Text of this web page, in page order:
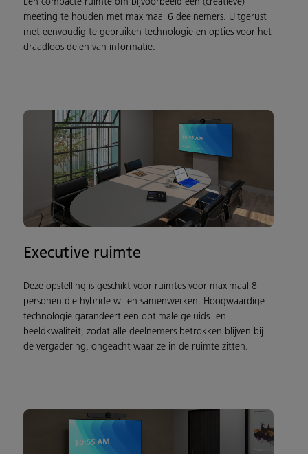
meeting te houden met maximaal 6 deelnemers. Uitgerust
met eenvoudig te gebruiken technologie en opties voor het
draadloos delen van informatie.
Executive ruimte
Deze opstelling is geschikt voor ruimtes voor maximaal 8
personen die hybride willen samenwerken. Hoogwaardige
technologie garandeert een optimale geluids- en
beeldkwaliteit, zodat alle deelnemers betrokken blijven bij
de vergadering, ongeacht waar ze in de ruimte zitten.